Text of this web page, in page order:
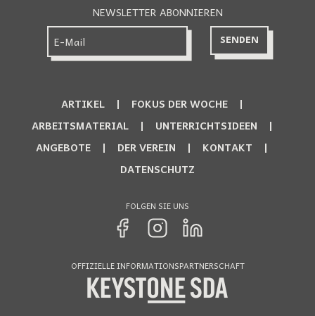
NEWSLETTER ABONNIEREN
ARTIKEL
FOKUS DER WOCHE
ARBEITSMATERIAL
UNTERRICHTSIDEEN
ANGEBOTE
DER VEREIN
KONTAKT
DATENSCHUTZ
FOLGEN SIE UNS
OFFIZIELLE INFORMATIONSPARTNERSCHAFT